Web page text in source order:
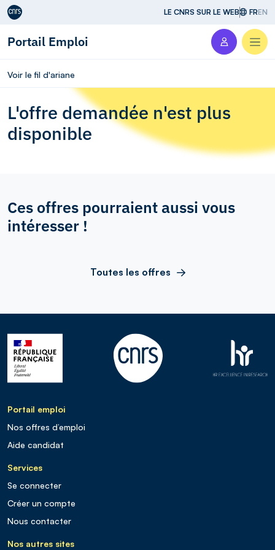
Aller au contenu LE CNRS SUR LE WEB FREN
Portail Emploi
Voir le fil d'ariane
L'offre demandée n'est plus
disponible
Ces offres pourraient aussi vous
intéresser !
Toutes les offres
Portail emploi
Nos offres d’emploi
Aide candidat
Services
Se connecter
Créer un compte
Nous contacter
Nos autres sites